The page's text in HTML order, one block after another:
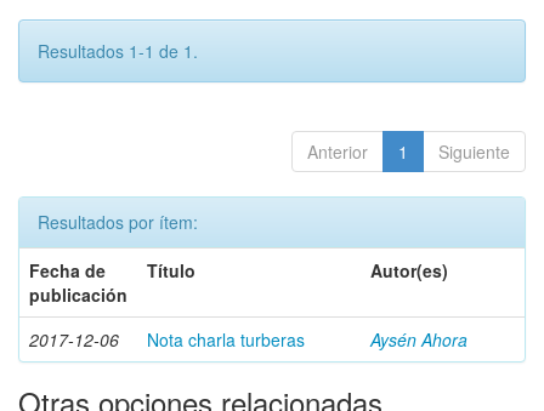
Resultados 1-1 de 1.
Anterior 1 Siguiente
Resultados por ítem:
Fecha de
publicación
Título Autor(es)
2017-12-06 Nota charla turberas Aysén Ahora
Otras opciones relacionadas